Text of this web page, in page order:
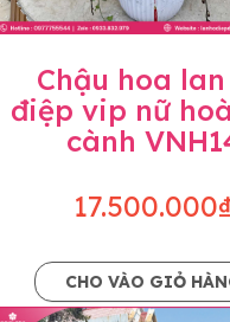
Chậu hoa
điệp vip nữ
cành
CHO VÀO GIỎ